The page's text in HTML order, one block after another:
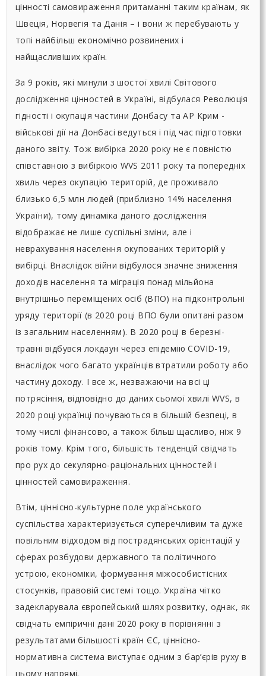
цінності самовираження притаманні таким країнам, як
Швеція, Норвегія та Данія – і вони ж перебувають у
топі найбільш економічно розвинених і
найщасливіших країн.
За 9 років, які минули з шостої хвилі Світового
дослідження цінностей в Україні, відбулася Революція
гідності і окупація частини Донбасу та АР Крим -
військові дії на Донбасі ведуться і під час підготовки
даного звіту. Тож вибірка 2020 року не є повністю
співставною з вибіркою WVS 2011 року та попередніх
хвиль через окупацію територій, де проживало
близько 6,5 млн людей (приблизно 14% населення
України), тому динаміка даного дослідження
відображає не лише суспільні зміни, але і
неврахування населення окупованих територій у
вибірці. Внаслідок війни відбулося значне зниження
доходів населення та міграція понад мільйона
внутрішньо переміщених осіб (ВПО) на підконтрольні
уряду території (в 2020 році ВПО були опитані разом
із загальним населенням). В 2020 році в березні-
травні відбувся локдаун через епідемію СOVID-19,
внаслідок чого багато українців втратили роботу або
частину доходу. І все ж, незважаючи на всі ці
потрясіння, відповідно до даних сьомої хвилі WVS, в
2020 році українці почуваються в більшій безпеці, в
тому числі фінансово, а також більш щасливо, ніж 9
років тому. Крім того, більшість тенденцій свідчать
про рух до секулярно-раціональних цінностей і
цінностей самовираження.
Втім, ціннісно-культурне поле українського
суспільства характеризується суперечливим та дуже
повільним відходом від пострадянських орієнтацій у
сферах розбудови державного та політичного
устрою, економіки, формування міжособистісних
стосунків, правовій системі тощо. Україна чітко
задекларувала європейський шлях розвитку, однак, як
свідчать емпіричні дані 2020 року в порівнянні з
результатами більшості країн ЄС, ціннісно-
нормативна система виступає одним з бар’єрів руху в
цьому напрямі.